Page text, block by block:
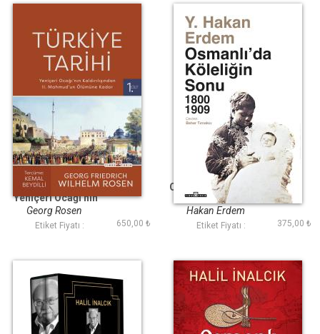
Türkiye Tarihi 1
Yeniçeri Ocağı nın
Kaldırılışından II
Mahmud un Ölümüne
Kadar 1826 1839
Georg Rosen
Etiket Fiyatı : 650,00 ₺
Osmanlıda Köleliğin
Sonu
Hakan Erdem
Etiket Fiyatı : 375,00 ₺